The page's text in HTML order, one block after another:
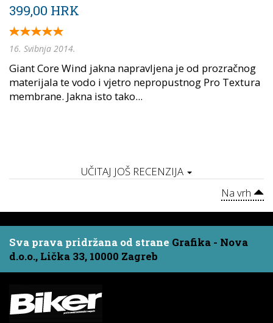
399,00 HRK
16. Svibnja 2014.
Giant Core Wind jakna napravljena je od prozračnog
materijala te vodo i vjetro nepropustnog Pro Textura
membrane. Jakna isto tako...
UČITAJ JOŠ RECENZIJA
Na vrh
Sva prava pridržana od strane Grafika - Nova
d.o.o., Lička 33, 10000 Zagreb